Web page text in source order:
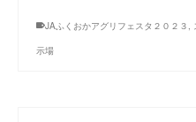
JAふくおかアグリフェスタ２０２３ ,
示場